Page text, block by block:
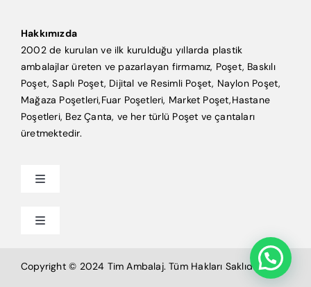
Hakkımızda
2002 de kurulan ve ilk kurulduğu yıllarda plastik
ambalajlar üreten ve pazarlayan firmamız, Poşet, Baskılı
Poşet, Saplı Poşet, Dijital ve Resimli Poşet, Naylon Poşet,
Mağaza Poşetleri,Fuar Poşetleri, Market Poşet,Hastane
Poşetleri, Bez Çanta, ve her türlü Poşet ve çantaları
üretmektedir.
Toggle
Anasayfa
Tim Ambalaj
Toggle
Copyright © 2024 Tim Ambalaj. Tüm Hakları Saklıdır.